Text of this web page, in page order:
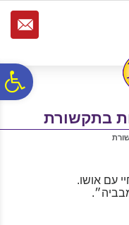
בתקשורת
עם אושו.